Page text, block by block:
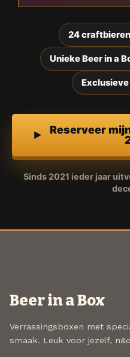
24
Unieke Beer in a
Reserveer
Sinds 2021 ieder jaar
Beer in a Box
Verrassingsboxen met
smaak. Leuk voor jezelf,